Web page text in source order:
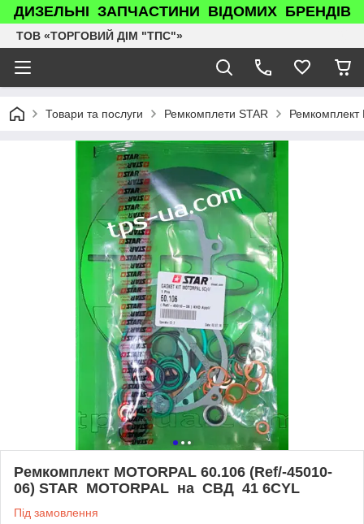
ДИЗЕЛЬНІ ЗАПЧАСТИНИ ВІДОМИХ БРЕНДІВ
ТОВ «ТОРГОВИЙ ДІМ "ТПС"»
Товари та послуги Ремкомплети STAR
Ремкомплект MOTORPAL 60.106 (Ref/-45010-
06) STAR MOTORPAL на СВД 41 6CYL
Під замовлення